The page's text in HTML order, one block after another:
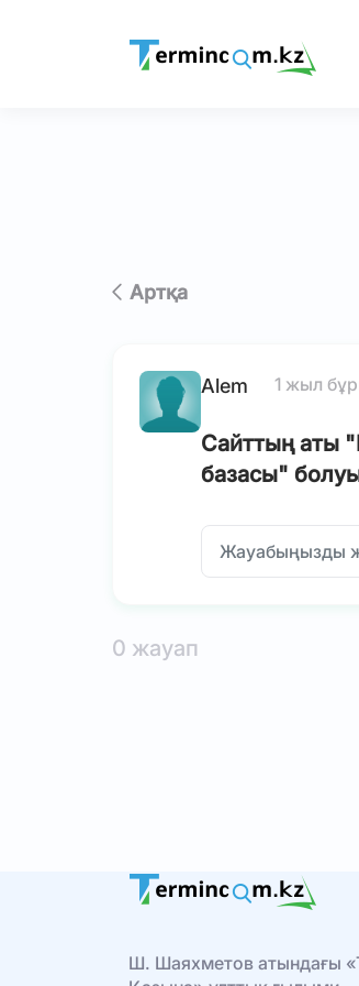
Артқа
Alem 1 жыл
Сайттың аты
базасы"
0 жауап
Ш. Шаяхметов атындағы